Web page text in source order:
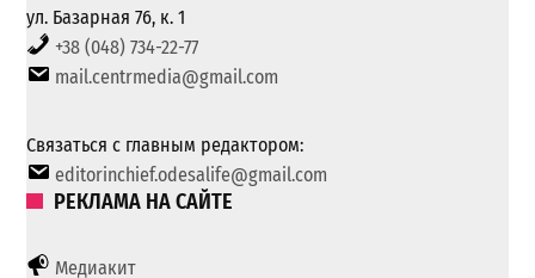
ул. Базарная 76, к. 1
+38 (048) 734-22-77
mail.centrmedia@gmail.com
Связаться с главным редактором:
editorinchief.odesalife@gmail.com
РЕКЛАМА НА САЙТЕ
Медиакит